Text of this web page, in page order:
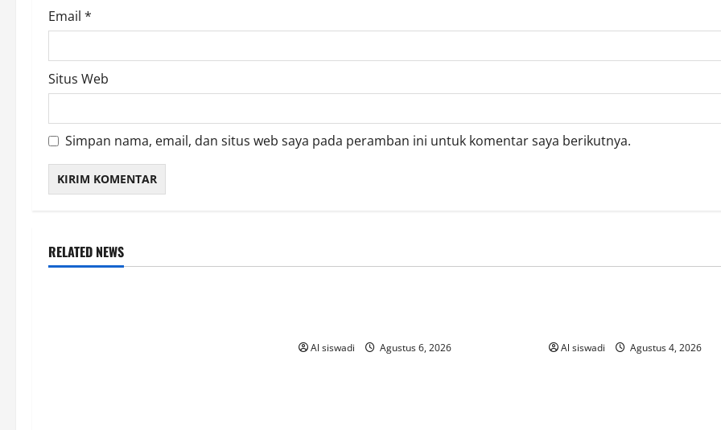
Email *
Situs Web
Simpan nama, email, dan situs web saya pada peramban ini untuk komentar saya berikutnya.
RELATED NEWS
Al siswadi Agustus 6, 2026 Al siswadi Agustus 4, 2026